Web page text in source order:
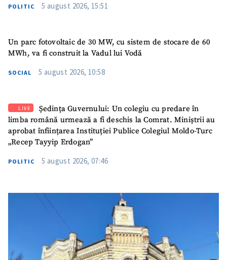
POLITIC 5 august 2026, 15:51
Un parc fotovoltaic de 30 MW, cu sistem de stocare de 60
MWh, va fi construit la Vadul lui Vodă
SOCIAL 5 august 2026, 10:58
LIVE
Ședința Guvernului: Un colegiu cu predare în
limba română urmează a fi deschis la Comrat. Miniștrii au
aprobat înființarea Instituției Publice Colegiul Moldo-Turc
„Recep Tayyip Erdogan”
POLITIC 5 august 2026, 07:46